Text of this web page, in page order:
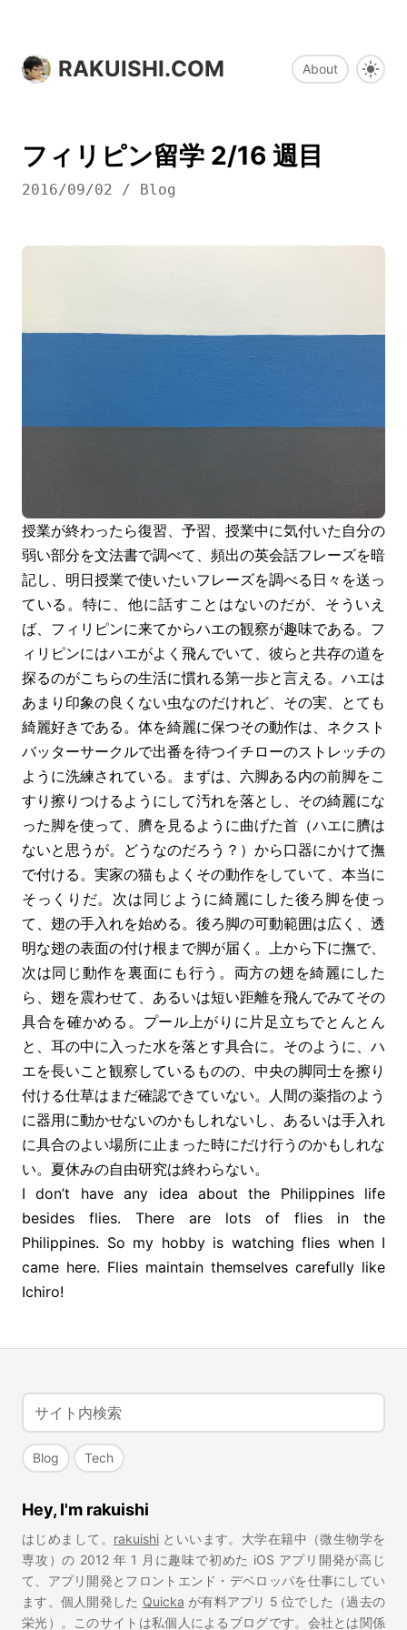
RAKUISHI.COM About
フィリピン留学 2/16 週目
2016/09/02 / Blog
授業が終わったら復習、予習、授業中に気付いた自分の
弱い部分を文法書で調べて、頻出の英会話フレーズを暗
記し、明日授業で使いたいフレーズを調べる日々を送っ
ている。特に、他に話すことはないのだが、そういえ
ば、フィリピンに来てからハエの観察が趣味である。フ
ィリピンにはハエがよく飛んでいて、彼らと共存の道を
探るのがこちらの生活に慣れる第一歩と言える。ハエは
あまり印象の良くない虫なのだけれど、その実、とても
綺麗好きである。体を綺麗に保つその動作は、ネクスト
バッターサークルで出番を待つイチローのストレッチの
ように洗練されている。まずは、六脚ある内の前脚をこ
すり擦りつけるようにして汚れを落とし、その綺麗にな
った脚を使って、臍を見るように曲げた首（ハエに臍は
ないと思うが。どうなのだろう？）から口器にかけて撫
で付ける。実家の猫もよくその動作をしていて、本当に
そっくりだ。次は同じように綺麗にした後ろ脚を使っ
て、翅の手入れを始める。後ろ脚の可動範囲は広く、透
明な翅の表面の付け根まで脚が届く。上から下に撫で、
次は同じ動作を裏面にも行う。両方の翅を綺麗にした
ら、翅を震わせて、あるいは短い距離を飛んでみてその
具合を確かめる。プール上がりに片足立ちでとんとん
と、耳の中に入った水を落とす具合に。そのように、ハ
エを長いこと観察しているものの、中央の脚同士を擦り
付ける仕草はまだ確認できていない。人間の薬指のよう
に器用に動かせないのかもしれないし、あるいは手入れ
に具合のよい場所に止まった時にだけ行うのかもしれな
い。夏休みの自由研究は終わらない。
I don’t have any idea about the Philippines life
besides flies. There are lots of flies in the
Philippines. So my hobby is watching flies when I
came here. Flies maintain themselves carefully like
Ichiro!
Blog Tech
Hey, I'm rakuishi
はじめまして。 rakuishiといいます。大学在籍中（微生物学を
専攻）の 2012 年 1 月に趣味で初めた iOS アプリ開発が高じ
て、アプリ開発とフロントエンド・デベロッパを仕事にしてい
ます。個人開発した Quicka が有料アプリ 5 位でした（過去の
栄光）。このサイトは私個人によるブログです。会社とは関係